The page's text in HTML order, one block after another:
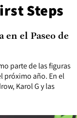
Steps
parte de las figuras
próximo año. En el
Karol G y las
en el Paseo de